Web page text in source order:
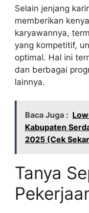
Selain jenjang
memberikan
karyawannya,
yang kompetitif,
optimal. Hal ini
dan berbagai
lainnya.
Baca Juga :
Kabupaten
2025 (Cek
Tanya